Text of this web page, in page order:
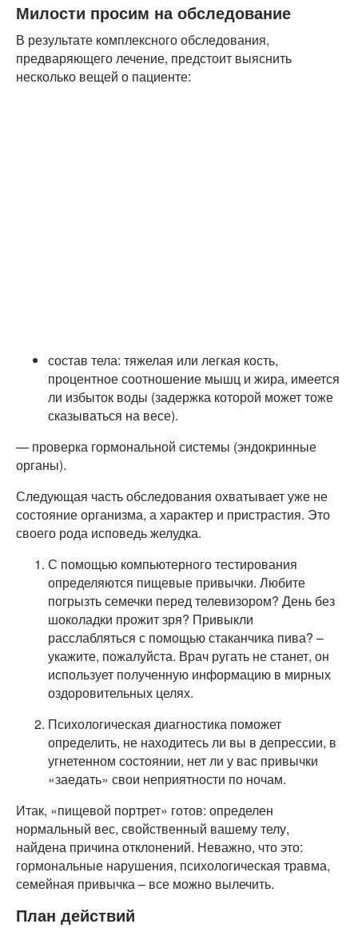
Милости просим на обследование
В результате комплексного обследования,
предваряющего лечение, предстоит выяснить
несколько вещей о пациенте:
состав тела: тяжелая или легкая кость,
процентное соотношение мышц и жира, имеется
ли избыток воды (задержка которой может тоже
сказываться на весе).
— проверка гормональной системы (эндокринные
органы).
Следующая часть обследования охватывает уже не
состояние организма, а характер и пристрастия. Это
своего рода исповедь желудка.
С помощью компьютерного тестирования
определяются пищевые привычки. Любите
погрызть семечки перед телевизором? День без
шоколадки прожит зря? Привыкли
расслабляться с помощью стаканчика пива? –
укажите, пожалуйста. Врач ругать не станет, он
использует полученную информацию в мирных
оздоровительных целях.
Психологическая диагностика поможет
определить, не находитесь ли вы в депрессии, в
угнетенном состоянии, нет ли у вас привычки
«заедать» свои неприятности по ночам.
Итак, «пищевой портрет» готов: определен
нормальный вес, свойственный вашему телу,
найдена причина отклонений. Неважно, что это:
гормональные нарушения, психологическая травма,
семейная привычка – все можно вылечить.
План действий